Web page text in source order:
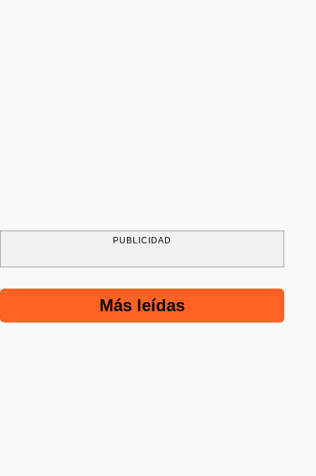
PUBLICIDAD
Más leídas